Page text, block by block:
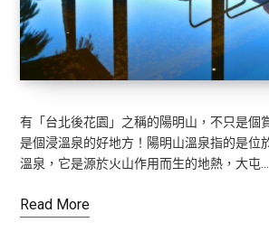
有「台北後花園」之稱的陽明山，不只是個
是個浸溫泉的好地方！陽明山溫泉指的是位
溫泉，它是源於火山作用而生的地熱，大屯…
Read More